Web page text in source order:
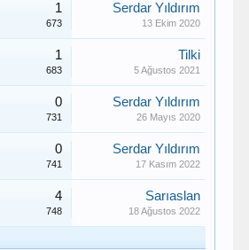
1
673
Serdar Yıldırım
13 Ekim 2020
1
683
Tilki
5 Ağustos 2021
0
731
Serdar Yıldırım
26 Mayıs 2020
0
741
Serdar Yıldırım
17 Kasım 2022
4
748
Sarıaslan
18 Ağustos 2022